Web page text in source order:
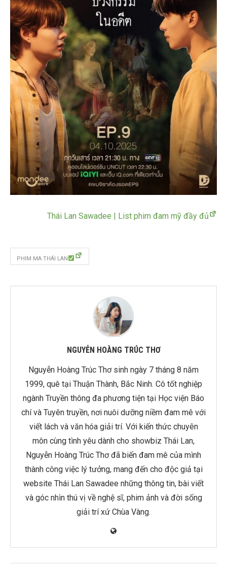
Thái Lan Sawadee | List phim đam mỹ đầy đủ
PHIM MA THÁI LAN
NGUYỄN HOÀNG TRÚC THƠ
Nguyễn Hoàng Trúc Thơ sinh ngày 7 tháng 8 năm
1999, quê tại Thuận Thành, Bắc Ninh. Cô tốt nghiệp
ngành Truyền thông đa phương tiện tại Học viện Báo
chí và Tuyên truyền, nơi nuôi dưỡng niềm đam mê với
viết lách và văn hóa giải trí. Với kiến thức chuyên
môn cùng tình yêu dành cho showbiz Thái Lan,
Nguyễn Hoàng Trúc Thơ đã biến đam mê của mình
thành công việc lý tưởng, mang đến cho độc giả tại
website Thái Lan Sawadee những thông tin, bài viết
và góc nhìn thú vị về nghệ sĩ, phim ảnh và đời sống
giải trí xứ Chùa Vàng.